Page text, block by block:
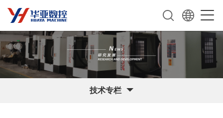
技术专栏